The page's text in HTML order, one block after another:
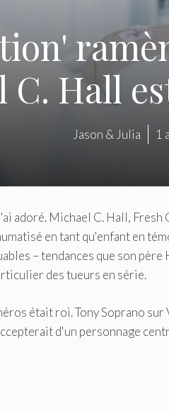
C. Hall
Jason & Julia 1
adoré. Michael C. Hall,
en tant qu'enfant en
– tendances que son
des tueurs en série.
était roi. Tony Soprano
d'un personnage